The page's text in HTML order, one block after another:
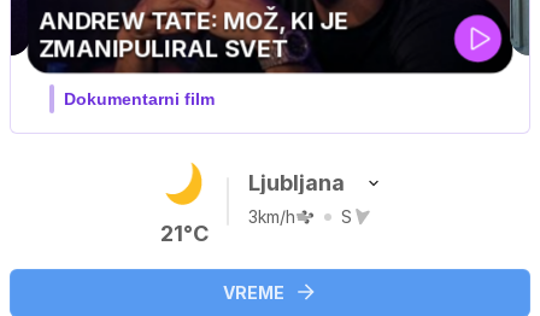
21°C
Ljubljana
3km/h S
VREME